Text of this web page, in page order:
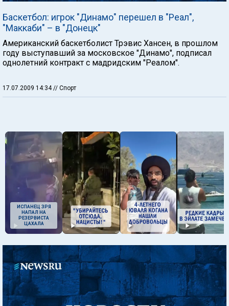
Баскетбол: игрок "Динамо" перешел в "Реал",
"Маккаби" – в "Донецк"
Американский баскетболист Трэвис Хансен, в прошлом
году выступавший за московское "Динамо", подписал
однолетний контракт с мадридским "Реалом".
17.07.2009 14:34 // Спорт
ИСПАНЕЦ ЗРЯ
НАПАЛ НА
РЕЗЕРВИСТА
ЦАХАЛА